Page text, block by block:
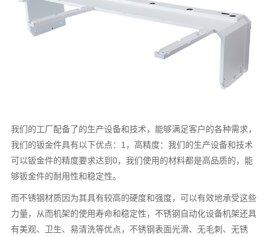
我们的工厂配备了的生产设备和技术，能够满足客户的各种需求，
我们的钣金件具有以下优点：1，高精度：我们的生产设备和技术
可以钣金件的精度要求达到0，我们使用的材料都是高品质的，能
够钣金件的耐用性和稳定性。
而不锈钢材质因为其具有较高的硬度和强度，可以有效地承受这些
力量，从而机架的使用寿命和稳定性，不锈钢自动化设备机架还具
有美观、卫生、易清洗等优点，不锈钢表面光滑、无毛刺、无锈